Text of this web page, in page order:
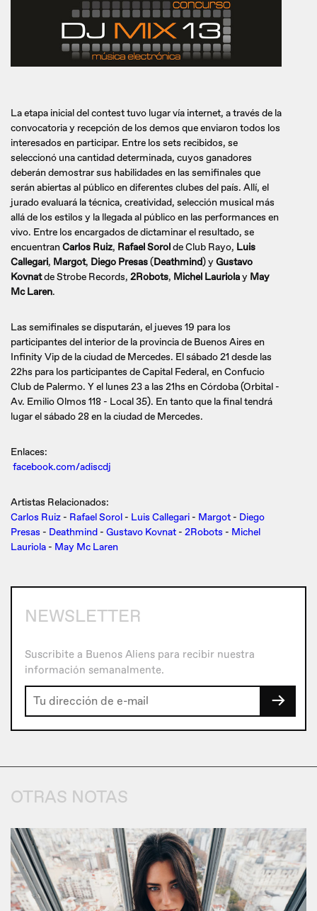
La etapa inicial del contest tuvo lugar vía internet, a través de la
convocatoria y recepción de los demos que enviaron todos los
interesados en participar. Entre los sets recibidos, se
seleccionó una cantidad determinada, cuyos ganadores
deberán demostrar sus habilidades en las semifinales que
serán abiertas al público en diferentes clubes del país. Allí, el
jurado evaluará la técnica, creatividad, selección musical más
allá de los estilos y la llegada al público en las performances en
vivo. Entre los encargados de dictaminar el resultado, se
encuentranCarlos Ruiz, Rafael Sorolde Club Rayo, Luis
Callegari, Margot, Diego Presas(Deathmind) yGustavo
Kovnatde Strobe Records, 2Robots, Michel Lauriolay May
Mc Laren.
Las semifinales se disputarán, el jueves 19 para los
participantes del interior de la provincia de Buenos Aires en
Infinity Vip de la ciudad de Mercedes. El sábado 21 desde las
22hs para los participantes de Capital Federal, en Confucio
Club de Palermo. Y el lunes 23 a las 21hs en Córdoba (Orbital -
Av. Emilio Olmos 118 - Local 35). En tanto que la final tendrá
lugar el sábado 28 en la ciudad de Mercedes.
Enlaces:
facebook.com/adiscdj
Artistas Relacionados:
Carlos Ruiz - Rafael Sorol - Luis Callegari - Margot - Diego
Presas - Deathmind - Gustavo Kovnat - 2Robots - Michel
Lauriola - May Mc Laren
NEWSLETTER
Suscribite a Buenos Aliens para recibir nuestra
información semanalmente.
→
OTRAS NOTAS